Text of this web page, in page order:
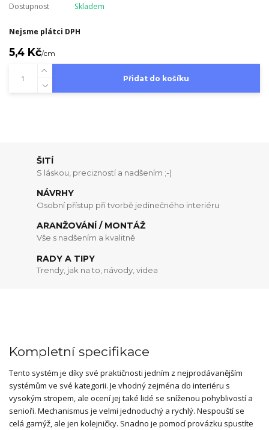
Dostupnost Skladem
Nejsme plátci DPH
5,4 Kč/cm
Přidat do košíku
ŠITÍ
S láskou, precizností a nadšením ;-)
NÁVRHY
Osobní přístup při tvorbě jedinečného interiéru
ARANŽOVÁNÍ / MONTÁŽ
Vše s nadšením a kvalitně
RADY A TIPY
Trendy, jak na to, návody, videa
Kompletní specifikace
Tento systém je díky své praktičnosti jedním z nejprodávanějším
systémům ve své kategorii. Je vhodný zejména do interiéru s
vysokým stropem, ale ocení jej také lidé se sníženou pohyblivostí a
senioři. Mechanismus je velmi jednoduchý a rychlý. Nespouští se
celá garnýž, ale jen kolejničky. Snadno je pomocí provázku spustíte